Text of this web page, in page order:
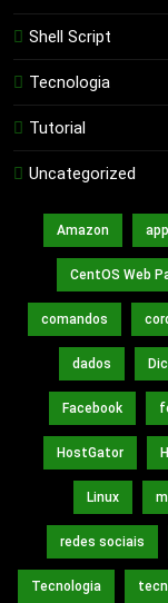
Shell Script
Tecnologia
Tutorial
Uncategorized
Amazon
CentOS Web
comandos
dados
Facebook
HostGator
Linux
redes sociais
Tecnologia